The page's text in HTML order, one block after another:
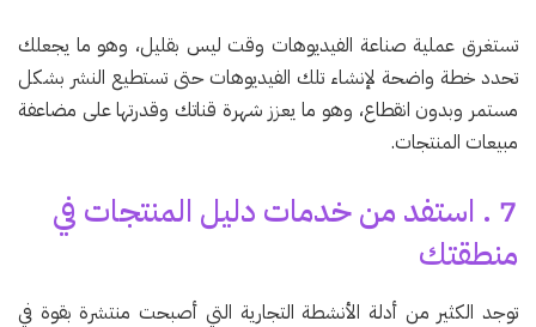
تستغرق عملية صناعة الفيديوهات وقت ليس بقليل، وهو ما يجعلك
تحدد خطة واضحة لإنشاء تلك الفيديوهات حتى تستطيع النشر بشكل
مستمر وبدون انقطاع، وهو ما يعزز شهرة قناتك وقدرتها على مضاعفة
مبيعات المنتجات.
7 . استفد من خدمات دليل المنتجات في
منطقتك
توجد الكثير من أدلة الأنشطة التجارية التي أصبحت منتشرة بقوة في